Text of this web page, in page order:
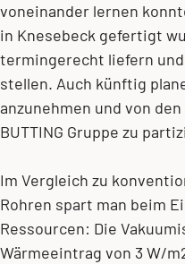
voneinander lernen
in Knesebeck gefertigt
termingerecht liefern
stellen. Auch künftig
anzunehmen und von
BUTTING Gruppe zu
Im Vergleich zu
Rohren spart man beim
Ressourcen: Die
Wärmeeintrag von 3 W/